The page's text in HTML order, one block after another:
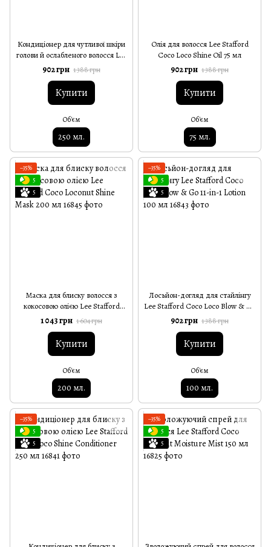
Кондиціонер для чутливої шкіри
голови й ослабленого волосся Lee
Stafford Scalp Love Anti-Breakage
250 мл
902 грн 1 388 грн
Купити
Об'єм
250 мл.
Олія для волосся Lee Stafford
Coco Loco Shine Oil 75 мл
902 грн 1 388 грн
Купити
Об'єм
75 мл.
−35%
5
5
Маска для блиску волосся з
кокосовою олією Lee Stafford
Coco Loconut Shine Mask 200 мл
1 043 грн 1 604 грн
Купити
Об'єм
200 мл.
−35%
5
5
Лосьйон-догляд для стайлінгу
Lee Stafford Coco Loco Blow & Go
11-in-1 Lotion 100 мл
902 грн 1 388 грн
Купити
Об'єм
100 мл.
−35%
5
5
−35%
5
5